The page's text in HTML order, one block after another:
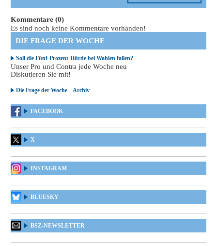
Kommentare (0)
Es sind noch keine Kommentare vorhanden!
DIE FRAGE DER WOCHE
Soll die Fünf-Prozent-Hürde bei Wahlen fallen?
Unser Pro und Contra jede Woche neu
Diskutieren Sie mit!
Die Frage der Woche – Archiv
FACEBOOK
X
INSTAGRAM
BLUESKY
BSZ-NEWSLETTER